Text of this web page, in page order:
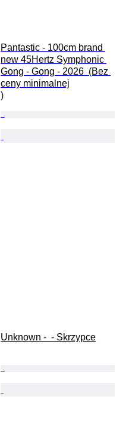
Pantastic - 100cm brand
new 45Hertz Symphonic
Gong - Gong - 2026  (Bez
ceny minimalnej
)
Unknown -  - Skrzypce